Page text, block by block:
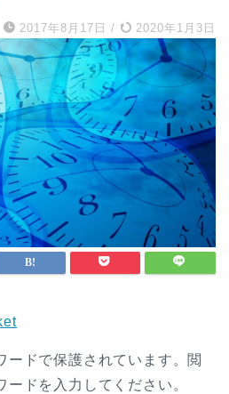
2017年8月17日 / 2020年1月3日
ードで保護されています。閲
ドを入力してください。